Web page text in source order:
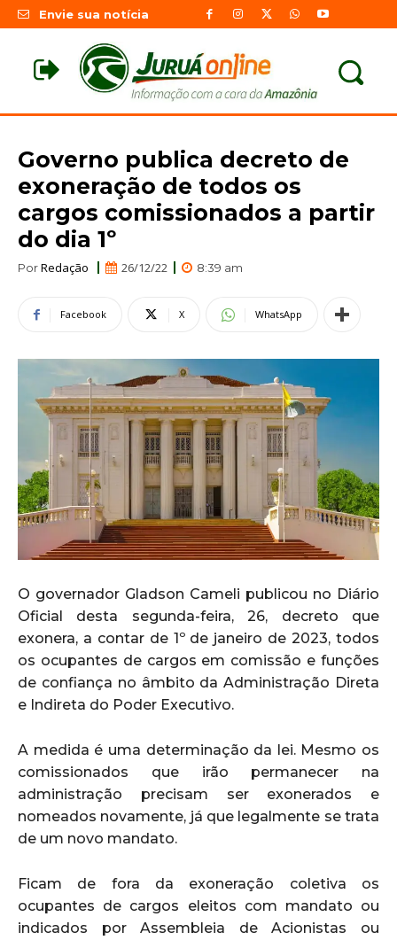
Envie sua notícia
Governo publica decreto de
exoneração de todos os
cargos comissionados a partir
do dia 1º
PorRedação 26/12/22 8:39 am
Facebook X WhatsApp
O governador Gladson Cameli publicou no Diário
Oficial desta segunda-feira, 26, decreto que
exonera, a contar de 1º de janeiro de 2023, todos
os ocupantes de cargos em comissão e funções
de confiança no âmbito da Administração Direta
e Indireta do Poder Executivo.
A medida é uma determinação da lei. Mesmo os
comissionados que irão permanecer na
administração precisam ser exonerados e
nomeados novamente, já que legalmente se trata
de um novo mandato.
Ficam de fora da exoneração coletiva os
ocupantes de cargos eleitos com mandato ou
indicados por Assembleia de Acionistas ou